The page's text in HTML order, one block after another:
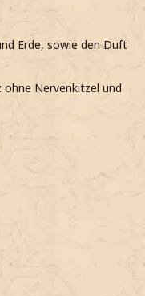
Erde, sowie den Duft
ohne Nervenkitzel und